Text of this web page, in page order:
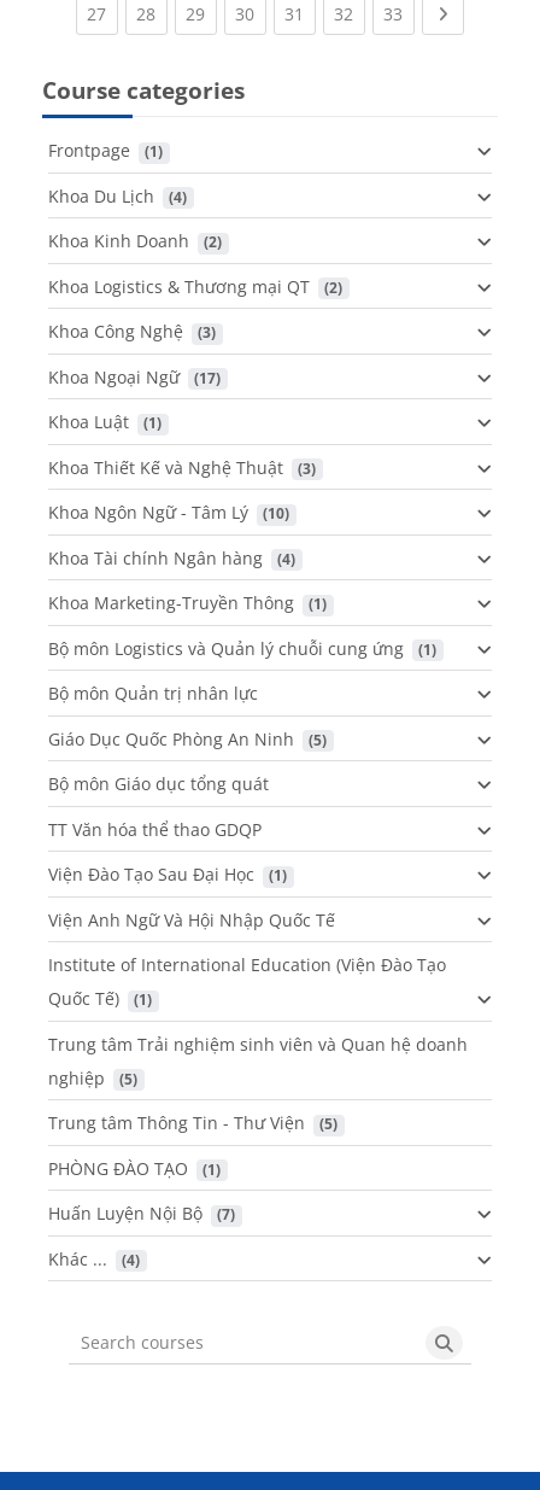
27(current)
28(current)
29(current)
30(current)
31 (current)
32 (current)
33 (current)Next page
Course categories
Frontpage (1)
Khoa Du Lịch (4)
Khoa Kinh Doanh (2)
Khoa Logistics & Thương mại QT (2)
Khoa Công Nghệ (3)
Khoa Ngoại Ngữ (17)
Khoa Luật (1)
Khoa Thiết Kế và Nghệ Thuật (3)
Khoa Ngôn Ngữ - Tâm Lý (10)
Khoa Tài chính Ngân hàng (4)
Khoa Marketing-Truyền Thông (1)
Bộ môn Logistics và Quản lý chuỗi cung ứng (1)
Bộ môn Quản trị nhân lực
Giáo Dục Quốc Phòng An Ninh
(5)
Bộ môn Giáo dục tổng quát
TT Văn hóa thể thao GDQP
Viện Đào Tạo Sau Đại Học
(1)
Viện Anh Ngữ Và Hội Nhập Quốc Tế
Institute of International Education (Viện Đào Tạo
Quốc Tế)
(1)
Trung tâm Trải nghiệm sinh viên và Quan hệ doanh
nghiệp
(5)
Trung tâm Thông Tin - Thư Viện (5)
PHÒNG ĐÀO TẠO (1)
Huấn Luyện Nội Bộ (7)
Khác ... (4)
Search courses Search